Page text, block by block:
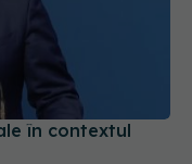
în contextul